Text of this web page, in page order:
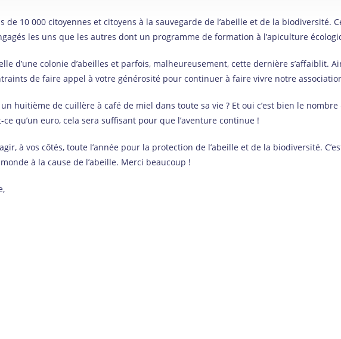
de 10 000 citoyennes et citoyens à la sauvegarde de l’abeille et de la biodiversité.
les uns que les autres dont un programme de formation à l’apiculture
d’une colonie d’abeilles et parfois, malheureusement, cette dernière s’affaiblit.
de faire appel à votre générosité pour continuer à faire vivre notre
huitième de cuillère à café de miel dans toute sa vie ? Et oui c’est bien le
qu’un euro, cela sera suffisant pour que l’aventure continue !
à vos côtés, toute l’année pour la protection de l’abeille et de la biodiversité.
à la cause de l’abeille. Merci beaucoup !